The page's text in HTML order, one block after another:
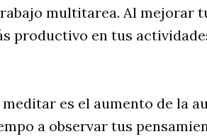
multitarea. Al mejorar
productivo en tus
es el aumento de la
a observar tus